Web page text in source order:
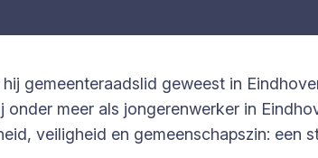
gemeenteraadslid geweest in
meer als jongerenwerker in
veiligheid en gemeenschapszin: een